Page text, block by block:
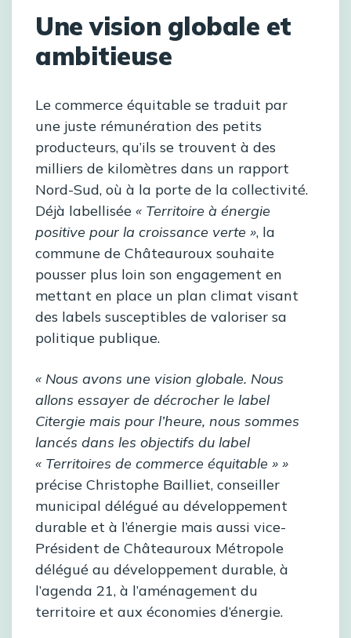
Une vision globale et
ambitieuse
Le commerce équitable se traduit par
une juste rémunération des petits
producteurs, qu’ils se trouvent à des
milliers de kilomètres dans un rapport
Nord-Sud, où à la porte de la collectivité.
Déjà labellisée « Territoire à énergie
positive pour la croissance verte », la
commune de Châteauroux souhaite
pousser plus loin son engagement en
mettant en place un plan climat visant
des labels susceptibles de valoriser sa
politique publique.
« Nous avons une vision globale. Nous
allons essayer de décrocher le label
Citergie mais pour l’heure, nous sommes
lancés dans les objectifs du label
« Territoires de commerce équitable » »
précise Christophe Bailliet, conseiller
municipal délégué au développement
durable et à l’énergie mais aussi vice-
Président de Châteauroux Métropole
délégué au développement durable, à
l’agenda 21, à l’aménagement du
territoire et aux économies d’énergie.